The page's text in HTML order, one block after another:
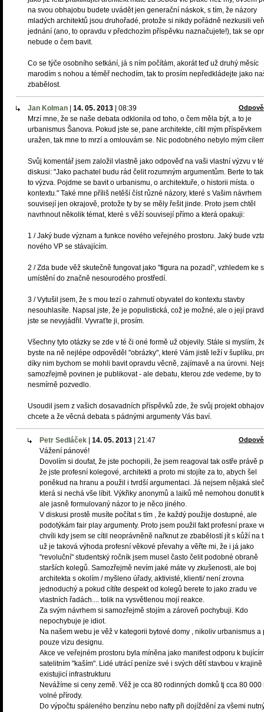
na svou obhajobu budete uvádět jen generační náskok, s tím, že názory
mladých architektů jsou druhořadé, protože si nikdy pořádně nezkusili
jednání (ano, to opravdu v předchozím příspěvku naznačujete!), tak se
nebude o čem bavit.
Co se týče osobního setkání, já s ním počítám, akorát teď už druhý měsíc
marodím s nohou a téměř nechodím, tak to prosím nepředkládejte jako
zbabělost.
Jan Kolman 14. 05. 2013 08:39
Mrzí mne, že se naše debata odklonila od toho, o čem měla být, a to je
urbanismus Šanova. Pokud jste se, pane architekte, cítil mým příspěvkem
uražen, tak mne to mrzí a omlouvám se. Nic podobného nebylo mým
Svůj komentář jsem založil vlastně jako odpověď na vaši vlastní výzvu v
diskusi: "Jako pachatel budu rád čelit rozumným argumentům. Berte to
to výzva. Pojdme se bavit o urbanismu, o architektuře, o historii místa. o
kontextu." Také mne příliš netěší číst různé názory, které s Vašim návrhem
souvisejí jen okrajově, protože ty by se měly řešit jinde. Proto jsem chtěl
navrhnout několik témat, které s věží souvisejí přímo a která opakuji:
1 / Jaký bude význam a funkce nového veřejného prostoru. Jaký bude
nového VP se stávajícím.
2 / Zda bude věž skutečně fungovat jako "figura na pozadí", vzhledem ke
umístění do značně nesourodého prostředí.
3 / Vytušil jsem, že s mou tezí o zahrnutí obyvatel do kontextu stavby
nesouhlasíte. Napsal jste, že je populistická, což je možné, ale o její
jste se nevyjádřil. Vyvraťte ji, prosím.
Všechny tyto otázky se zde v té či oné formě už objevily. Stále si myslím,
byste na ně nejlépe odpověděl "obrázky", které Vám jistě leží v šuplíku,
díky nim bychom se mohli bavit opravdu věcně, zajímavě a na úrovni.
samozřejmě povinen je publikovat - ale debatu, kterou zde vedeme, by to
nesmírně pozvedlo.
Usoudil jsem z vašich dosavadních příspěvků zde, že svůj projekt
chcete a že věcná debata s pádnými argumenty Vás baví.
Petr Sedláček 14. 05. 2013 21:47
Vážení pánové!
Dovolím si doufat, že jste pochopili, že jsem reagoval tak ostře právě
že jste profesní kolegové, architekti a proto mi stojíte za to, abych šel
poněkud na hranu a použil i tvrdší argumentaci. Já nejsem nějaká
která si nechá vše líbit. Výkřiky anonymů a laiků mě nemohou donutit
ale jasně formulovaný názor to je něco jiného.
V diskusi prostě musíte počítat s tím , že každý použije dostupné, ale
podotýkám fair play argumenty. Proto jsem použil fakt profesní praxe
chvíli kdy jsem se cítil neoprávněně nařknut ze zbabělostí jít s kůží na
už je taková výhoda profesní věkové převahy a věřte mi, že i já jako
"revoluční" studentský ročník jsem musel často čelit podobné obraně
starších kolegů. Samozřejmě nevím jaké máte vy zkušenosti, ale boj
architekta s okolím / myšleno úřady, aktivisté, klienti/ není zrovna
jednoduchý a pokud cítíte despekt od kolegů berete to jako zradu ve
vlastních řadách.... tolik na vysvětlenou mojí reakce.
Za svým návrhem si samozřejmě stojím a zároveň pochybuji. Kdo
nepochybuje je idiot.
Na našem webu je věž v kategorii bytové domy , nikoliv urbanismus a
pouze vizu designu.
Akce ve veřejném prostoru byla míněna jako manifest odporu k
satelitním "kaším". Lidé utrácí peníze své i svých dětí stavbou v krajině
existujicí infrastrukturu
Nevážíme si ceny země. Věž je cca 80 rodinných domků tj cca 80 000
volné přírody.
Do výpočtu spáleného benzínu nebo nafty při dojíždění za všemi